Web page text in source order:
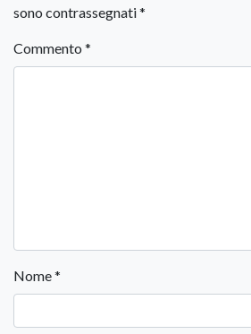
sono contrassegnati*
Commento *
Nome*